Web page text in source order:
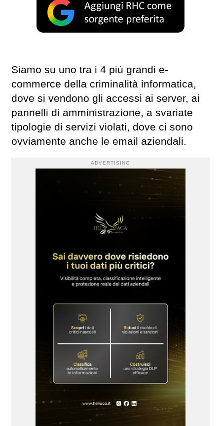
Siamo su uno tra i 4 più grandi e-
commerce della criminalità informatica,
dove si vendono gli accessi ai server, ai
pannelli di amministrazione, a svariate
tipologie di servizi violati, dove ci sono
ovviamente anche le email aziendali.
ADVERTISING